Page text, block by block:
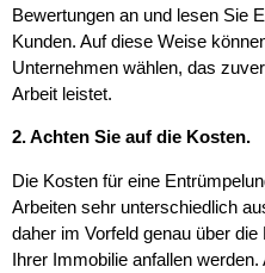
Bewertungen an und lesen Sie
Kunden. Auf diese Weise
Unternehmen wählen, das
Arbeit leistet.
2. Achten Sie auf die Kosten.
Die Kosten für eine
Arbeiten sehr unterschiedlich
daher im Vorfeld genau über
Ihrer Immobilie anfallen